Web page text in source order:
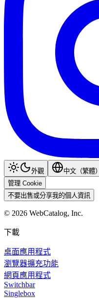
外觀
中文（繁體）
管理 Cookie
不要出售或分享我的個人資訊
© 2026 WebCatalog, Inc.
下載
桌面應用程式
瀏覽器擴充功能
網頁應用程式
Switchbar
Singlebox